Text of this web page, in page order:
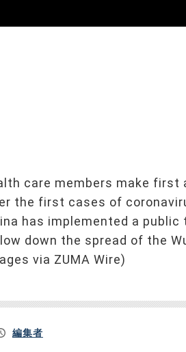
care members make
the first cases of
has implemented a
down the spread of the
via ZUMA Wire)
編集者